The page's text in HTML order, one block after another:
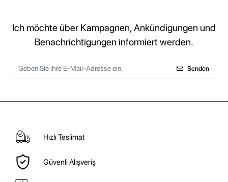
Ich möchte über Kampagnen, Ankündigungen und
Benachrichtigungen informiert werden.
Senden
Hızlı Teslimat
Güvenli Alışveriş